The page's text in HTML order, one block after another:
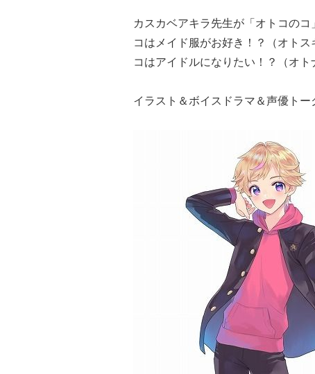
カスカベアキラ先生が「オトコの
コはメイド服がお好き！？（オト
コはアイドルになりたい！？（オト
イラスト＆ボイスドラマ＆声優トー